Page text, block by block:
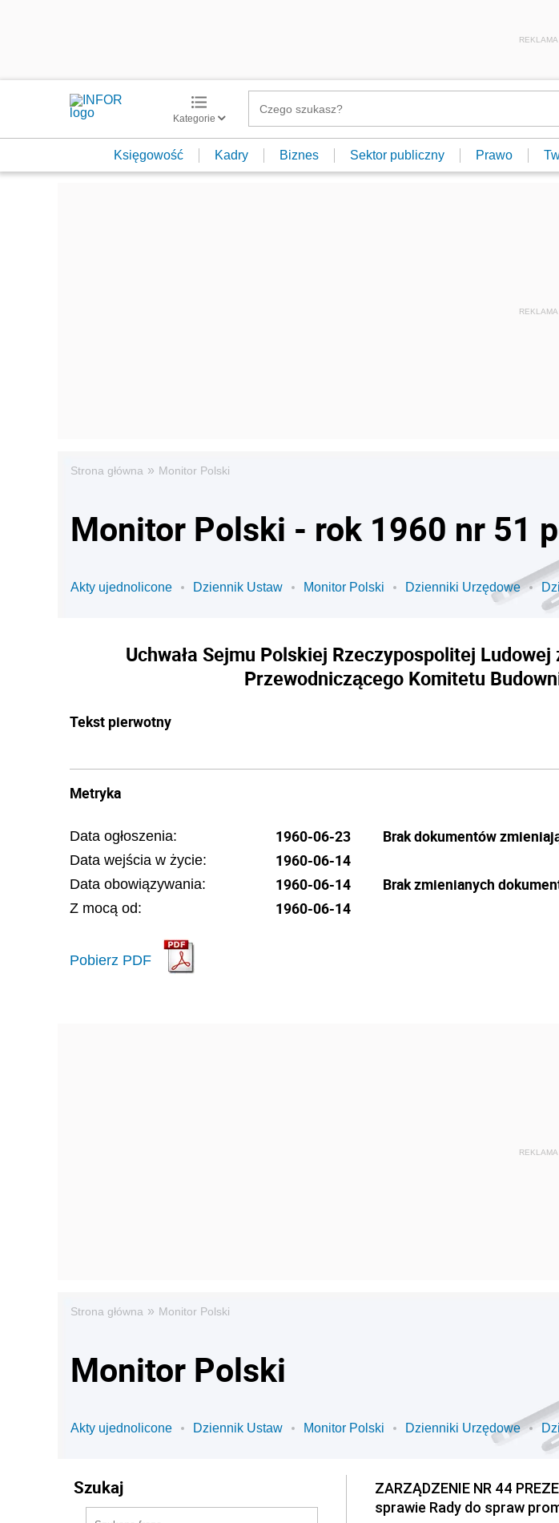
REKLAMA
Kategorie
Księgowość Kadry Biznes Sektor publiczny Prawo
Strona główna » Monitor Polski
Monitor Polski - rok 1960 nr 51
Akty ujednolicone Dziennik Ustaw Monitor Polski Dzienniki Urzędowe
Uchwała Sejmu Polskiej Rzeczypospolitej
Przewodniczącego Komitetu
Tekst pierwotny
Metryka
Data ogłoszenia: 1960-06-23
Data wejścia w życie: 1960-06-14
Data obowiązywania: 1960-06-14
Z mocą od: 1960-06-14
Pobierz PDF
Brak dokumentów
Brak zmienianych
Strona główna » Monitor Polski
Monitor Polski
Akty ujednolicone Dziennik Ustaw Monitor Polski Dzienniki Urzędowe
Szukaj
ZARZĄDZENIE NR 44
sprawie Rady do spraw